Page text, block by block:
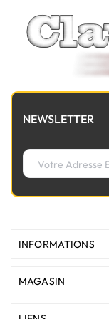
NEWSLETTER
INFORMATIONS
MAGASIN